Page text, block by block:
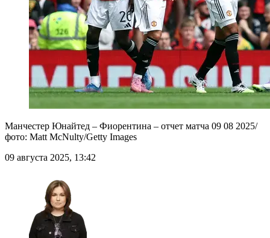
Манчестер Юнайтед – Фиорентина – отчет матча 09 08 2025/
фото: Matt McNulty/Getty Images
09 августа 2025, 13:42